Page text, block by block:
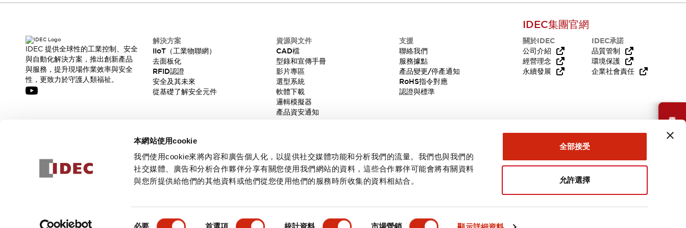
本網站使用cookie
我們使用cookie來將內容和廣告個人化，以提供社交媒體功能和分析我們的流量。我們也與我們的
社交媒體、廣告和分析合作夥伴分享有關您使用我們網站的資料，這些合作夥伴可能會將有關資料
與您所提供給他們的其他資料或他們從您使用他們的服務時所收集的資料相結合。
必要 首選項 統計資料 市場營銷
全部接受
允許選擇
需要幫助嗎？
IDEC 提供全球性的工業控制、安全
與自動化解決方案，推出創新產品
與服務，提升現場作業效率與安全
性，更致力於守護人類福祉。
解決方案
IIoT（工業物聯網）
去面板化
RFID認證
安全及其未來
從基礎了解安全元件
資源與文件
CAD檔
型錄和宣傳手冊
影片專區
選型系統
軟體下載
邏輯模擬器
產品資安通知
支援
聯絡我們
服務據點
產品變更/停產通知
RoHS指令對應
認證與標準
IDEC集團官網
關於IDEC
公司介紹
經營理念
永續發展
IDEC承諾
品質管制
環境保護
企業社會責任
訂閱
隱私權政策使用條款 台灣